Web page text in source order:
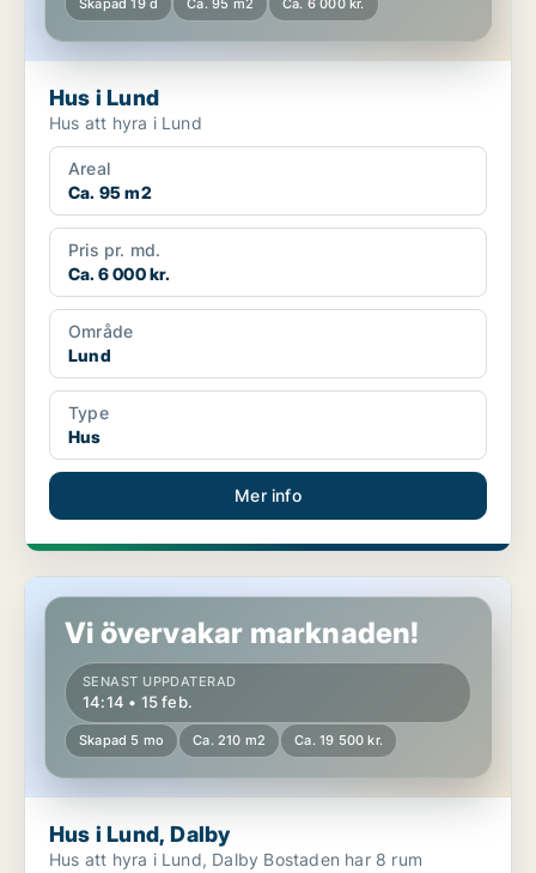
Skapad 19 d Ca. 95 m2 Ca. 6 000 kr.
Hus i Lund
Hus att hyra i Lund
Areal
Ca. 95 m2
Pris pr. md.
Ca. 6 000 kr.
Område
Lund
Type
Hus
Mer info
Hus i Lund, Dalby
Vi övervakar marknaden!
SENAST UPPDATERAD
14:14 • 15 feb.
Skapad 5 mo Ca. 210 m2 Ca. 19 500 kr.
Hus i Lund, Dalby
Hus att hyra i Lund, Dalby Bostaden har 8 rum